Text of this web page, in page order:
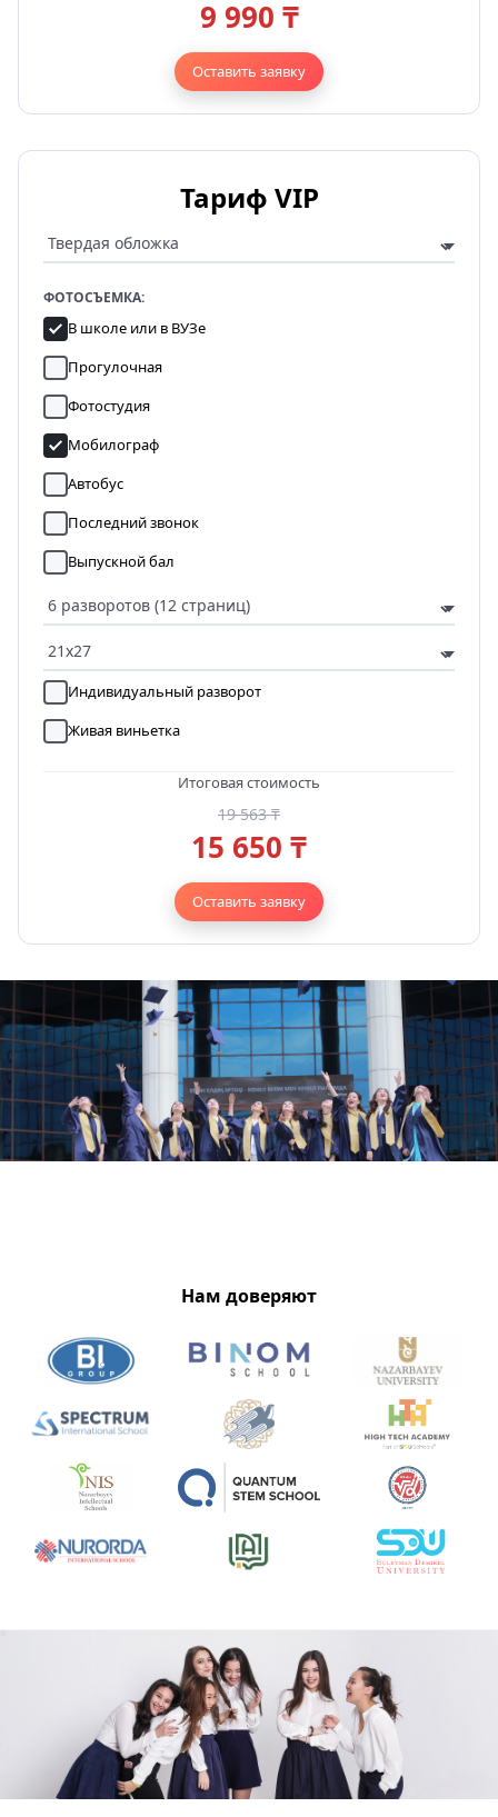
9 990 ₸
Оставить заявку
Тариф VIP
ФОТОСЪЕМКА:
В школе или в ВУЗе
Прогулочная
Фотостудия
Мобилограф
Автобус
Последний звонок
Выпускной бал
Индивидуальный разворот
Живая виньетка
Итоговая стоимость
19 563 ₸
15 650 ₸
Оставить заявку
Нам доверяют